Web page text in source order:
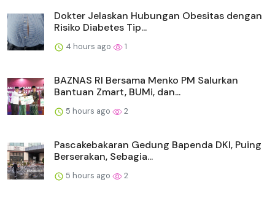
Dokter Jelaskan Hubungan Obesitas dengan
Risiko Diabetes Tip...
4 hours ago 1
BAZNAS RI Bersama Menko PM Salurkan
Bantuan Zmart, BUMi, dan...
5 hours ago 2
Pascakebakaran Gedung Bapenda DKI, Puing
Berserakan, Sebagia...
5 hours ago 2